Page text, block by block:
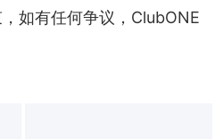
如有任何争议，ClubONE